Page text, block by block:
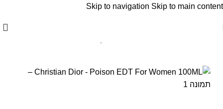
Skip to navigation Skip to main content